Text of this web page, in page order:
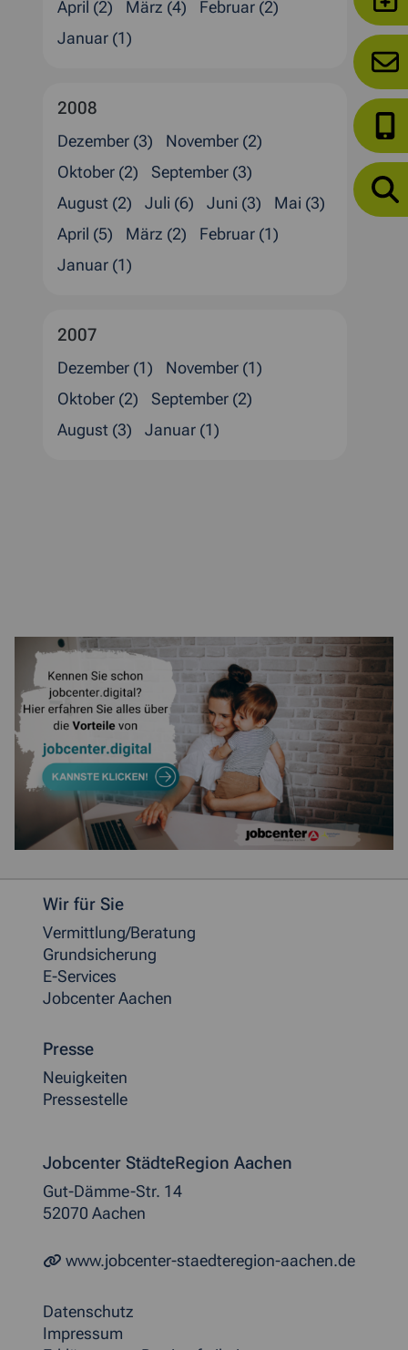
April (2)
März (4)
Februar (2)
Januar (1)
2008
Dezember (3)
November (2)
Oktober (2)
September (3)
August (2)
Juli (6) Juni (3)
Mai (3)
April (5)
März (2)
Februar (1)
Januar (1)
2007
Dezember (1)
November (1)
Oktober (2)
September (2)
August (3)
Januar (1)
Weitere allgemeine Informationen
Wir für Sie
Vermittlung/Beratung
Grundsicherung
E-Services
Jobcenter Aachen
Presse
Neuigkeiten
Pressestelle
Jobcenter StädteRegion Aachen
Gut-Dämme-Str. 14
52070 Aachen
www.jobcenter-staedteregion-aachen.de
Datenschutz
Impressum